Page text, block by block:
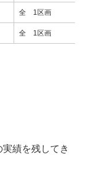
全 1区画
全 1区画
績を残してき